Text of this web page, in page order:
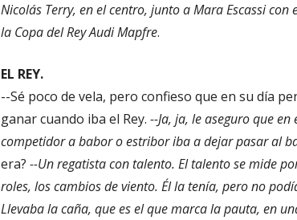
Nicolás Terry, en el centro, junto a Mara Escassi
la Copa del Rey Audi Mapfre.
EL REY.
--Sé poco de vela, pero confieso que en su día
ganar cuando iba el Rey. --Ja, ja, le aseguro que
competidor a babor o estribor iba a dejar pasar al
era? --Un regatista con talento. El talento se mide
roles, los cambios de viento. Él la tenía, pero no
Llevaba la caña, que es el que marca la pauta, en